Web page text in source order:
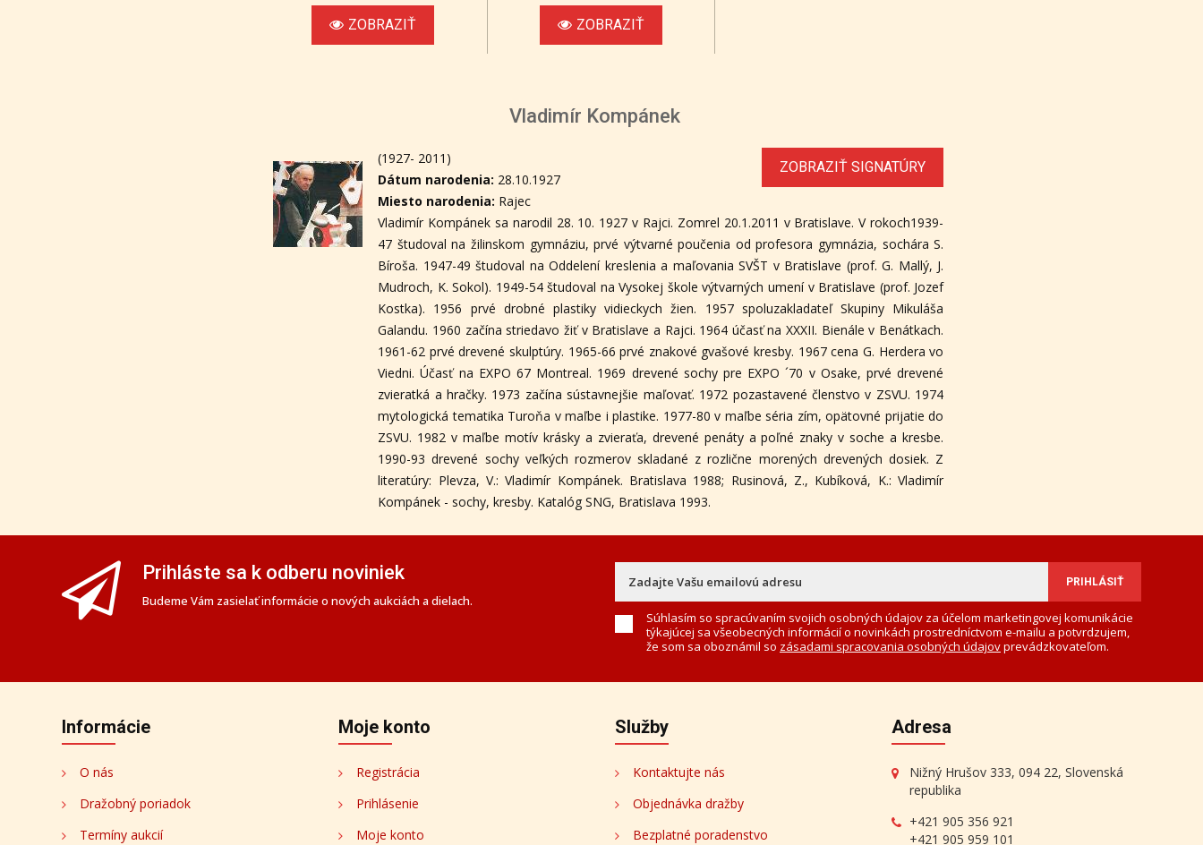
ZOBRAZIŤ ZOBRAZIŤ
Vladimír Kompánek
ZOBRAZIŤ SIGNATÚRY
(1927- 2011)
Dátum narodenia: 28.10.1927
Miesto narodenia: Rajec
Vladimír Kompánek sa narodil 28. 10. 1927 v Rajci. Zomrel 20.1.2011 v Bratislave. V rokoch1939-
47 študoval na žilinskom gymnáziu, prvé výtvarné poučenia od profesora gymnázia, sochára S.
Bíroša. 1947-49 študoval na Oddelení kreslenia a maľovania SVŠT v Bratislave (prof. G. Mallý, J.
Mudroch, K. Sokol). 1949-54 študoval na Vysokej škole výtvarných umení v Bratislave (prof. Jozef
Kostka). 1956 prvé drobné plastiky vidieckych žien. 1957 spoluzakladateľ Skupiny Mikuláša
Galandu. 1960 začína striedavo žiť v Bratislave a Rajci. 1964 účasť na XXXII. Bienále v Benátkach.
1961-62 prvé drevené skulptúry. 1965-66 prvé znakové gvašové kresby. 1967 cena G. Herdera vo
Viedni. Účasť na EXPO 67 Montreal. 1969 drevené sochy pre EXPO ´70 v Osake, prvé drevené
zvieratká a hračky. 1973 začína sústavnejšie maľovať. 1972 pozastavené členstvo v ZSVU. 1974
mytologická tematika Turoňa v maľbe i plastike. 1977-80 v maľbe séria zím, opätovné prijatie do
ZSVU. 1982 v maľbe motív krásky a zvieraťa, drevené penáty a poľné znaky v soche a kresbe.
1990-93 drevené sochy veľkých rozmerov skladané z rozlične morených drevených dosiek. Z
literatúry: Plevza, V.: Vladimír Kompánek. Bratislava 1988; Rusinová, Z., Kubíková, K.: Vladimír
Kompánek - sochy, kresby. Katalóg SNG, Bratislava 1993.
Prihláste sa k odberu noviniek
Budeme Vám zasielať informácie o nových aukciách a dielach.
Súhlasím so spracúvaním svojich osobných údajov za účelom marketingovej komunikácie
týkajúcej sa všeobecných informácií o novinkách prostredníctvom e-mailu a potvrdzujem,
že som sa oboznámil so zásadami spracovania osobných údajovprevádzkovateľom.
Informácie
O nás
Dražobný poriadok
Termíny aukcií
Moje konto
Registrácia
Prihlásenie
Moje konto
Služby
Kontaktujte nás
Objednávka dražby
Bezplatné poradenstvo
Adresa
Nižný Hrušov 333, 094 22, Slovenská
republika
+421 905 356 921
+421 905 959 101